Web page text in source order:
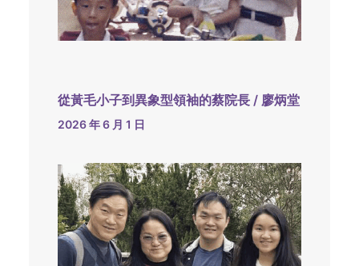
從黃毛小子到異象型領袖的蔡院長 / 廖炳堂
2026 年 6 月 1 日